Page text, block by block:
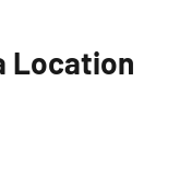
Location